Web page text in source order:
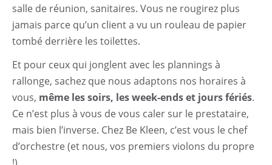
salle de réunion, sanitaires. Vous ne rougirez plus
jamais parce qu’un client a vu un rouleau de papier
tombé derrière les toilettes.
Et pour ceux qui jonglent avec les plannings à
rallonge, sachez que nous adaptons nos horaires à
vous, même les soirs, les week-ends et jours fériés.
Ce n’est plus à vous de vous caler sur le prestataire,
mais bien l’inverse. Chez Be Kleen, c’est vous le chef
d’orchestre (et nous, vos premiers violons du propre